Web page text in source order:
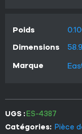
Poids
Dimensions
Marque
UGS :ES-4387
Catégories: Pièce